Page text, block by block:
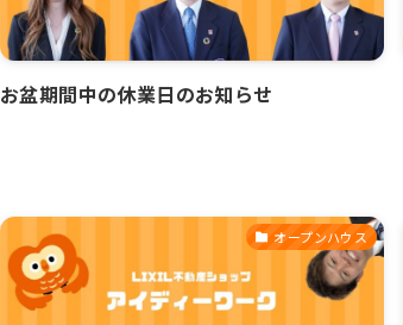
お盆期間中の休業日のお知らせ
オープンハウス